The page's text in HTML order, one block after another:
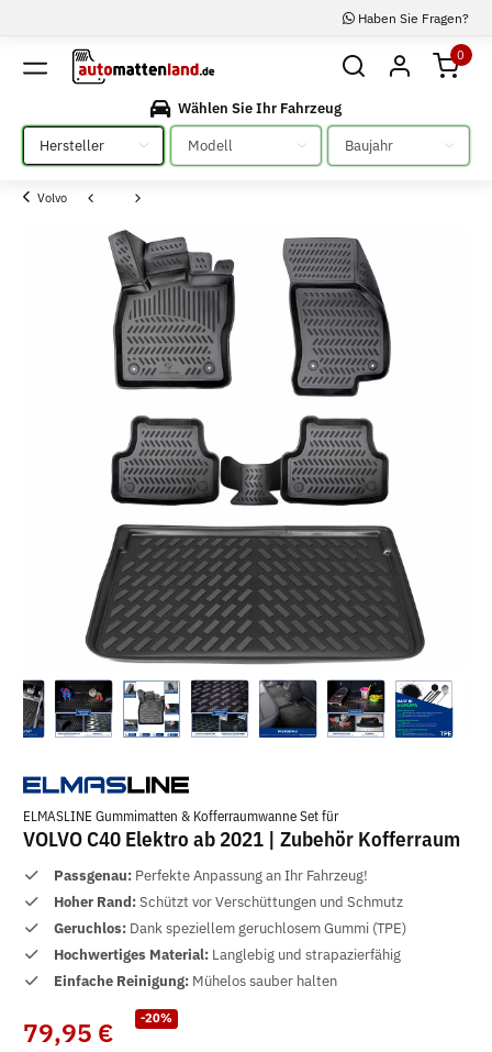
Haben Sie Fragen?
0
Wählen Sie Ihr Fahrzeug
Bitte auswählen
Bitte auswählen Bitte auswählen
Volvo
ELMASLINE Gummimatten & Kofferraumwanne Set für
VOLVO C40 Elektro ab 2021 | Zubehör Kofferraum
Passgenau: Perfekte Anpassung an Ihr Fahrzeug!
Hoher Rand:Schützt vor Verschüttungen und Schmutz
Geruchlos: Dank speziellem geruchlosem Gummi (TPE)
Hochwertiges Material: Langlebig und strapazierfähig
Einfache Reinigung: Mühelos sauber halten
-20%
79,95 €